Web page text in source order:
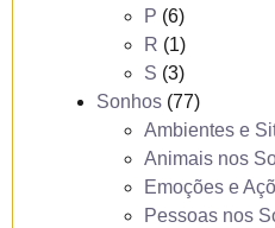
P (6)
R (1)
S (3)
Sonhos (77)
Ambientes e
Animais nos
Emoções e
Pessoas nos